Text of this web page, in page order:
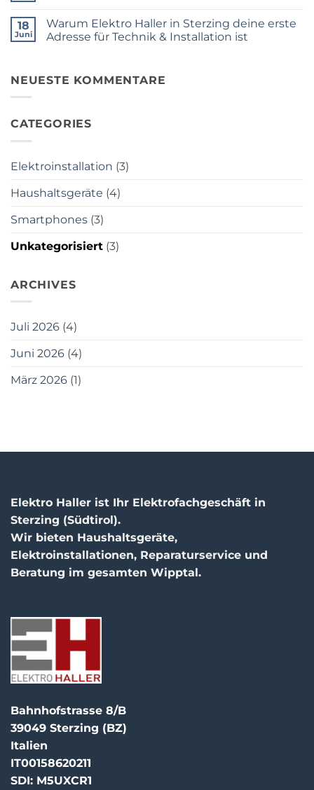
Elektro
Haller
Smartphone
zuverlässig
vor
teuren
Reparaturkosten
Welche
Waschmaschine
ist
18
Juni
Warum Elektro Haller in Sterzing deine erste
Adresse für Technik & Installation ist
Warum
Elektro
deine
&
NEUESTE KOMMENTARE
CATEGORIES
Elektroinstallation (3)
Haushaltsgeräte (4)
Smartphones (3)
Unkategorisiert (3)
ARCHIVES
Juli 2026 (4)
Juni 2026 (4)
März 2026 (1)
Elektro Haller ist Ihr Elektrofachgeschäft in
Sterzing (Südtirol).
Wir bieten Haushaltsgeräte,
Elektroinstallationen, Reparaturservice und
Beratung im gesamten Wipptal.
Bahnhofstrasse 8/B
39049 Sterzing (BZ)
Italien
IT00158620211
SDI: M5UXCR1